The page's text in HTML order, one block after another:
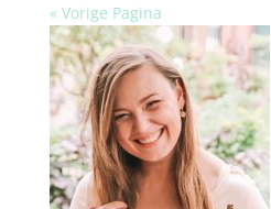
« Vorige Pagina